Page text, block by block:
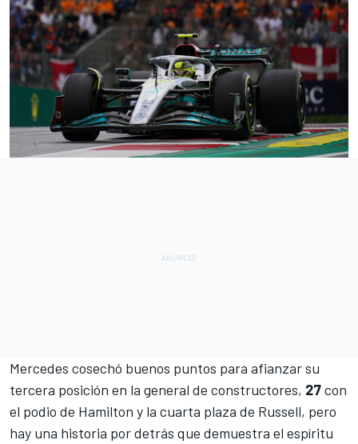
Mercedes cosechó buenos puntos para afianzar su
tercera posición en la general de constructores, 27con
el podio de Hamilton y la cuarta plaza de Russell, pero
hay una historia por detrás que demuestra el espíritu